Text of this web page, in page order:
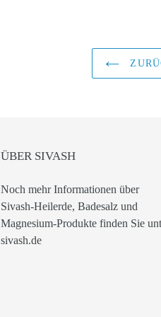
ÜBER SIVASH
Noch mehr Informationen über
Sivash-Heilerde, Badesalz und
Magnesium-Produkte finden Sie
sivash.de